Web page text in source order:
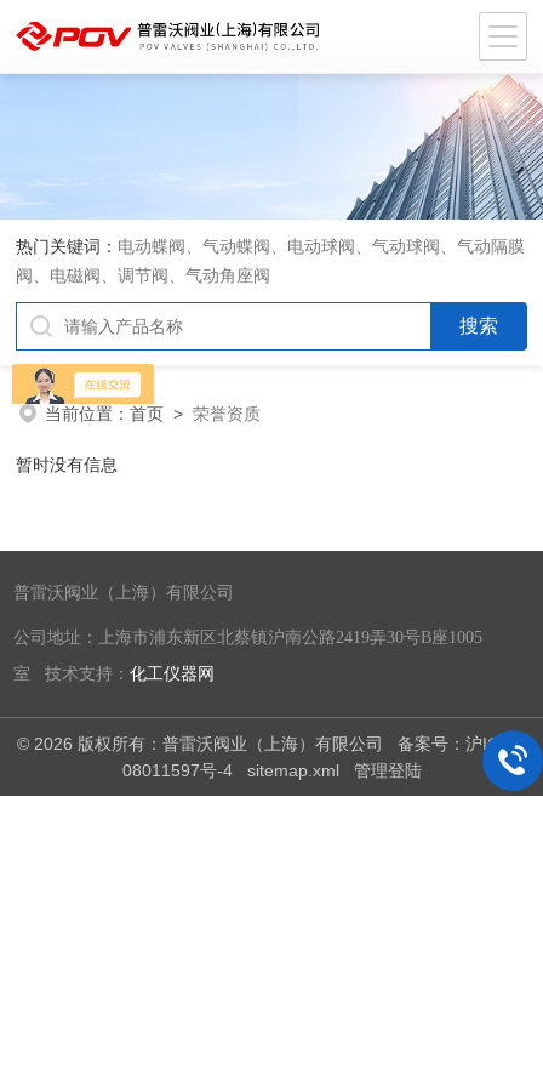
热门关键词： 电动蝶阀、气动蝶阀、电动球阀、气动球阀、气动隔膜
阀、电磁阀、调节阀、气动角座阀
当前位置：首页 >荣誉资质
暂时没有信息
普雷沃阀业（上海）有限公司
公司地址：上海市浦东新区北蔡镇沪南公路2419弄30号B座1005
室 技术支持：化工仪器网
© 2026 版权所有：普雷沃阀业（上海）有限公司 备案号：沪ICP备
08011597号-4
sitemap.xml 管理登陆